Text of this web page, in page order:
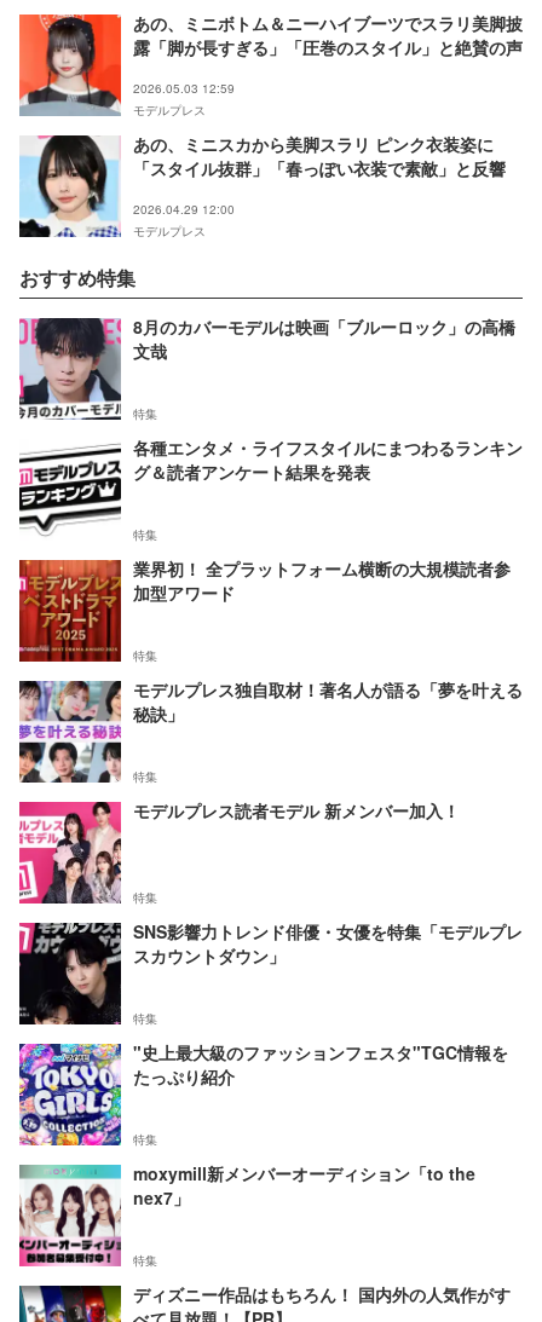
あの、ミニボトム＆ニーハイブーツでスラリ美脚披
露「脚が長すぎる」「圧巻のスタイル」と絶賛の声
2026.05.03 12:59
モデルプレス
あの、ミニスカから美脚スラリ ピンク衣装姿に
「スタイル抜群」「春っぽい衣装で素敵」と反響
2026.04.29 12:00
モデルプレス
おすすめ特集
8月のカバーモデルは映画「ブルーロック」の高橋
文哉
特集
各種エンタメ・ライフスタイルにまつわるランキン
グ＆読者アンケート結果を発表
特集
業界初！ 全プラットフォーム横断の大規模読者参
加型アワード
特集
モデルプレス独自取材！著名人が語る「夢を叶える
秘訣」
特集
モデルプレス読者モデル 新メンバー加入！
特集
SNS影響力トレンド俳優・女優を特集「モデルプレ
スカウントダウン」
特集
"史上最大級のファッションフェスタ"TGC情報を
たっぷり紹介
特集
moxymill新メンバーオーディション「to the
nex7」
特集
ディズニー作品はもちろん！ 国内外の人気作がす